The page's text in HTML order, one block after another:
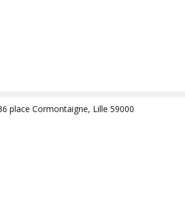
place Cormontaigne, Lille 59000